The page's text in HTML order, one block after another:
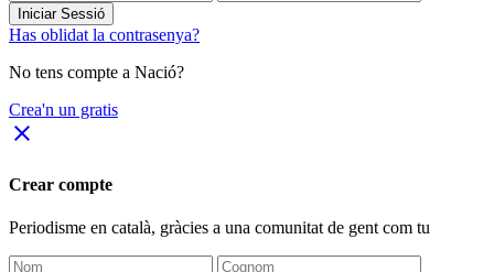
Iniciar Sessió
Has oblidat la contrasenya?
No tens compte a Nació?
Crea'n un gratis
close
Crear compte
Periodisme en català, gràcies a una comunitat de gent com tu